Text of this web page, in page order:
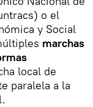
o el
y Social
marchas
local de
paralela a la